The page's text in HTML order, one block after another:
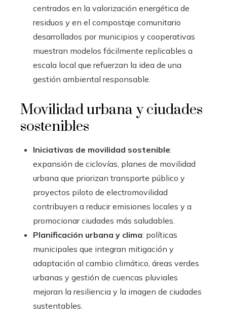
centrados en la valorización energética de
residuos y en el compostaje comunitario
desarrollados por municipios y cooperativas
muestran modelos fácilmente replicables a
escala local que refuerzan la idea de una
gestión ambiental responsable.
Movilidad urbana y ciudades
sostenibles
Iniciativas de movilidad sostenible:
expansión de ciclovías, planes de movilidad
urbana que priorizan transporte público y
proyectos piloto de electromovilidad
contribuyen a reducir emisiones locales y a
promocionar ciudades más saludables.
Planificación urbana y clima: políticas
municipales que integran mitigación y
adaptación al cambio climático, áreas verdes
urbanas y gestión de cuencas pluviales
mejoran la resiliencia y la imagen de ciudades
sustentables.